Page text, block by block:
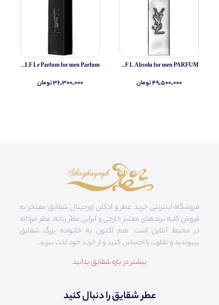
Yves Saint Laurent MYSLF L Absolu for men PARFUM
۴۹,۵۰۰,۰۰۰ تومان
Yves Saint Laurent MYSLF Le Parfum for men Parfum
۳۶,۳۰۰,۰۰۰ تومان
فروشگاه اینترنتی خرید عطر و ادکلن اورجینال شقایق مفتخر به
فروش کلیه برندهای معتبر خارجی و ایرانی عطر زنانه، عطر مردانه
در محیط آنلاین است. هم‌ اکنون به خانواده بزرگ شقایق
بپیوندید و تفاوت را احساس کنید و از خرید خود لذت ببرید.
بیشتر در باره شقایق بدانید
عطر شقایق را دنبال کنید